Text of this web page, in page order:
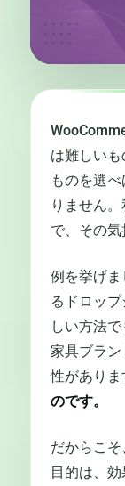
は難しい
ものを選
りません
で、その気
例を挙げ
るドロッ
しい方法
家具ブラ
性がありま
のです。
だからこ
目的は、